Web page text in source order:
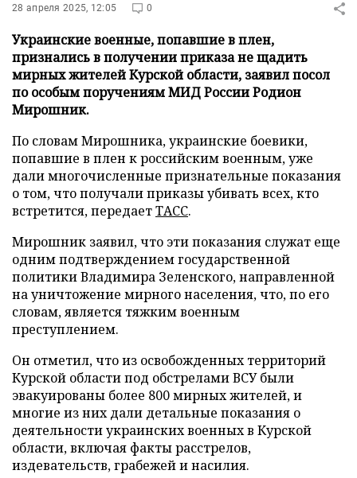
28 апреля 2025, 12:05 0
Украинские военные, попавшие в плен,
признались в получении приказа не щадить
мирных жителей Курской области, заявил посол
по особым поручениям МИД России Родион
Мирошник.
По словам Мирошника, украинские боевики,
попавшие в плен к российским военным, уже
дали многочисленные признательные показания
о том, что получали приказы убивать всех, кто
встретится, передаетТАСС.
Мирошник заявил, что эти показания служат еще
одним подтверждением государственной
политики Владимира Зеленского, направленной
на уничтожение мирного населения, что, по его
словам, является тяжким военным
преступлением.
Он отметил, что из освобожденных территорий
Курской области под обстрелами ВСУ были
эвакуированы более 800 мирных жителей, и
многие из них дали детальные показания о
деятельности украинских военных в Курской
области, включая факты расстрелов,
издевательств, грабежей и насилия.